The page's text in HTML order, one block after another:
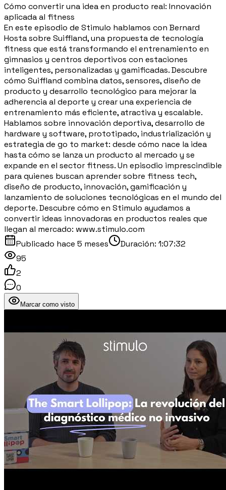
Cómo convertir una idea en producto real: Innovación
aplicada al fitness
En este episodio de Stimulo hablamos con Bernard
Hosta sobre Suiffland, una propuesta de tecnología
fitness que está transformando el entrenamiento en
gimnasios y centros deportivos con estaciones
inteligentes, personalizadas y gamificadas. Descubre
cómo Suiffland combina datos, sensores, diseño de
producto y desarrollo tecnológico para mejorar la
adherencia al deporte y crear una experiencia de
entrenamiento más eficiente, atractiva y escalable.
Hablamos sobre innovación deportiva, desarrollo de
hardware y software, prototipado, industrialización y
estrategia de go to market: desde cómo nace la idea
hasta cómo se lanza un producto al mercado y se
expande en el sector fitness. Un episodio imprescindible
para quienes buscan aprender sobre fitness tech,
diseño de producto, innovación, gamificación y
lanzamiento de soluciones tecnológicas en el mundo del
deporte. Descubre cómo en Stimulo ayudamos a
convertir ideas innovadoras en productos reales que
llegan al mercado: www.stimulo.com
Publicado hace 5 meses Duración: 1:07:32
95
2
0
Marcar como visto